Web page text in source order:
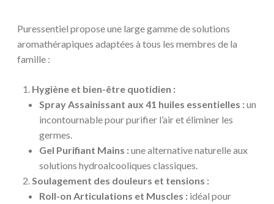
Puressentiel propose une large gamme de solutions
aromathérapiques adaptées à tous les membres de la
famille :
Hygiène et bien-être quotidien :
Spray Assainissant aux 41 huiles essentielles :un
incontournable pour purifier l’air et éliminer les
germes.
Gel Purifiant Mains :une alternative naturelle aux
solutions hydroalcooliques classiques.
Soulagement des douleurs et tensions :
Roll-on Articulations et Muscles : idéal pour